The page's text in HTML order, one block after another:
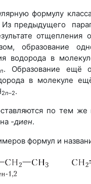
формулу
Из предыдущего
отщепления
образование
водорода в
n. Образование ещё
в молекуле
2n–2.
по тем
-диен.
формул и